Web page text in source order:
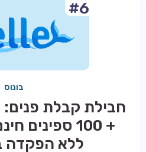
#6
בונוס
ללא הפקדה